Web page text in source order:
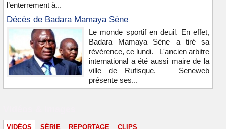
l’enterrement à...
Décès de Badara Mamaya Sène
Le monde sportif en deuil. En effet,
Badara Mamaya Sène a tiré sa
révérence, ce lundi. L'ancien arbitre
international a été aussi maire de la
ville de Rufisque. Seneweb
présente ses...
VIDÉOS SÉRIE REPORTAGE CLIPS